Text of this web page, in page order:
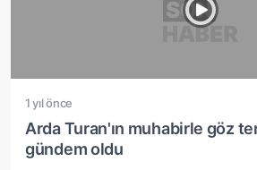
1 yıl önce
Arda Turan'ın muhabirle göz
gündem oldu